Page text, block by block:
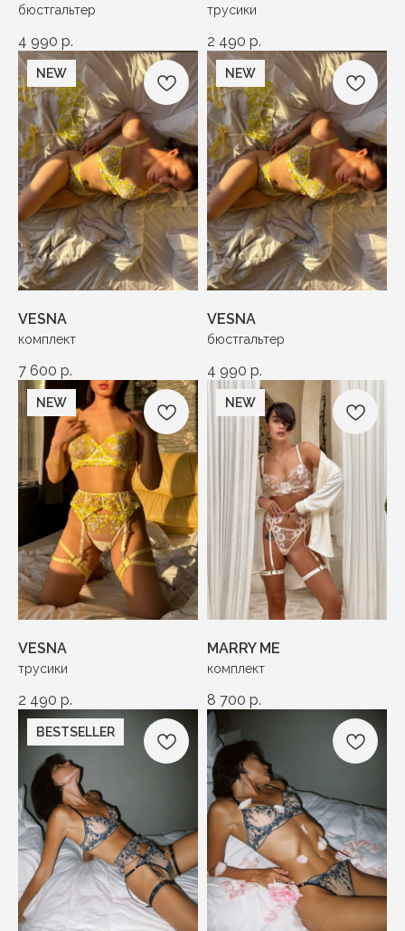
бюстгальтер
4 990 р.
трусики
2 490 р.
NEW
VESNA
комплект
7 600 р.
NEW
VESNA
бюстгальтер
4 990 р.
NEW
VESNA
трусики
2 490 р.
NEW
MARRY ME
комплект
8 700 р.
BESTSELLER